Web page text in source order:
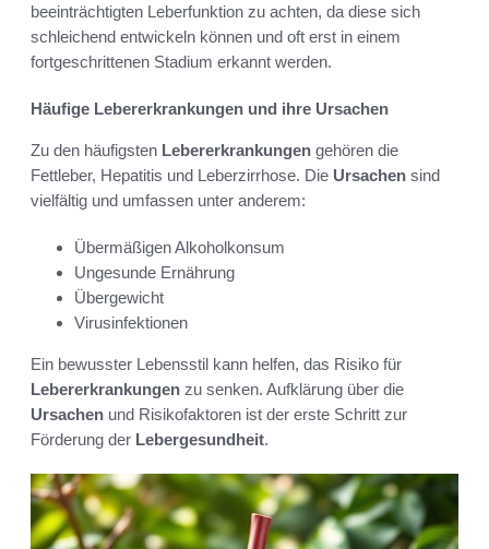
beeinträchtigten Leberfunktion zu achten, da diese sich
schleichend entwickeln können und oft erst in einem
fortgeschrittenen Stadium erkannt werden.
Häufige Lebererkrankungen und ihre Ursachen
Zu den häufigsten Lebererkrankungen gehören die
Fettleber, Hepatitis und Leberzirrhose. Die Ursachen sind
vielfältig und umfassen unter anderem:
Übermäßigen Alkoholkonsum
Ungesunde Ernährung
Übergewicht
Virusinfektionen
Ein bewusster Lebensstil kann helfen, das Risiko für
Lebererkrankungen zu senken. Aufklärung über die
Ursachen und Risikofaktoren ist der erste Schritt zur
Förderung der Lebergesundheit.